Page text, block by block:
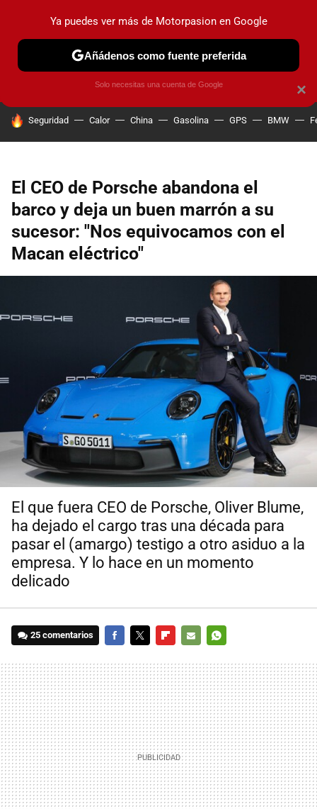
PRUEBAS COCHES ELÉCTRICOS OBSERVATORIO
HOY SE HABLA DE
Seguridad Calor China Gasolina GPS BMW
El CEO de Porsche abandona el
barco y deja un buen marrón a su
sucesor: "Nos equivocamos con el
Macan eléctrico"
El que fuera CEO de Porsche, Oliver Blume,
ha dejado el cargo tras una década para
pasar el (amargo) testigo a otro asiduo a la
empresa. Y lo hace en un momento
delicado
25 comentarios
MAIL
×
Ya puedes ver más de Motorpasion en Google
Añádenos como fuente preferida
Solo necesitas una cuenta de Google